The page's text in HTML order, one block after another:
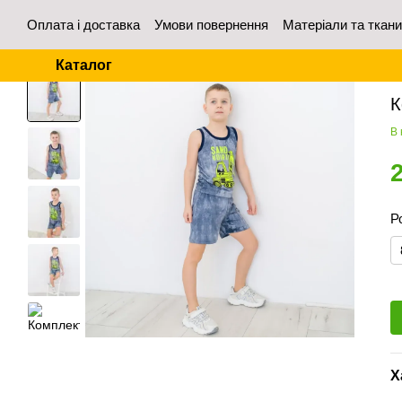
Оплата і доставка Умови повернення
Матеріали та
Каталог
В